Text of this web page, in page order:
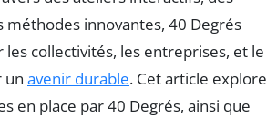
innovantes, 40 Degrés
les collectivités, les entreprises, et le
un avenir durable. Cet article explore
en place par 40 Degrés, ainsi que